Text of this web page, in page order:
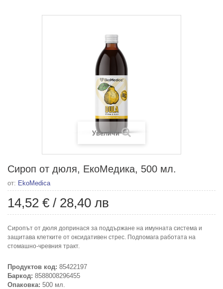
Увеличи
Сироп от дюля, ЕкоМедика, 500 мл.
от: EkoMedica
14,52 € / 28,40 лв
Сиропът от дюля допринася за поддържане на имунната система и
защитава клетките от оксидативен стрес. Подпомага работата на
стомашно-чревния тракт.
Продуктов код: 85422197
Баркод: 8588008296455
Опаковка: 500 мл.